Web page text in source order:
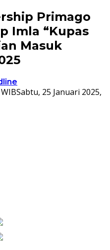
Primago
Imla “Kupas
Masuk
Sabtu, 25 Januari 2025,